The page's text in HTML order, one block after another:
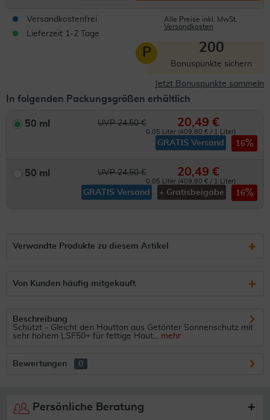
Versandkostenfrei
Lieferzeit 1-2 Tage
Alle Preise inkl. MwSt.
Versandkosten
P 200
Bonuspunkte sichern
Jetzt Bonuspunkte sammeln
In folgenden Packungsgrößen erhältlich
50 ml UVP 24,50 € 20,49 €
0.05 Liter (409,80 € / 1 Liter)
GRATIS Versand 16
50 ml UVP 24,50 € 20,49 €
0.05 Liter (409,80 € / 1 Liter)
GRATIS Versand + Gratisbeigabe 16
Verwandte Produkte zu diesem Artikel
Von Kunden häufig mitgekauft
Beschreibung
Schützt - Gleicht den Hautton aus Getönter Sonnenschutz mit
sehr hohem LSF50+ für fettige Haut... mehr
Bewertungen 0
Persönliche Beratung